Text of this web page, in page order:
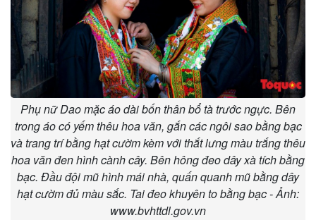
Phụ nữ Dao mặc áo dài bốn thân bổ tà trước ngực. Bên
trong áo có yếm thêu hoa văn, gắn các ngôi sao bằng bạc
và trang trí bằng hạt cườm kèm với thắt lưng màu trắng thêu
hoa văn đen hình cành cây. Bên hông đeo dây xà tích bằng
bạc. Đầu đội mũ hình mái nhà, quấn quanh mũ bằng dây
hạt cườm đủ màu sắc. Tai đeo khuyên to bằng bạc - Ảnh:
www.bvhttdl.gov.vn